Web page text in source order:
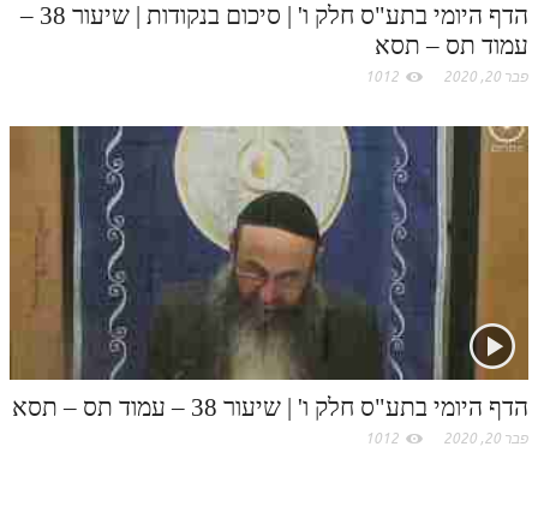
הדף היומי בתע"ס חלק ו' | סיכום בנקודות | שיעור 38 –
עמוד תס – תסא
פבר 20, 2020 1012
הדף היומי בתע"ס חלק ו' | שיעור 38 – עמוד תס – תסא
פבר 20, 2020 1012